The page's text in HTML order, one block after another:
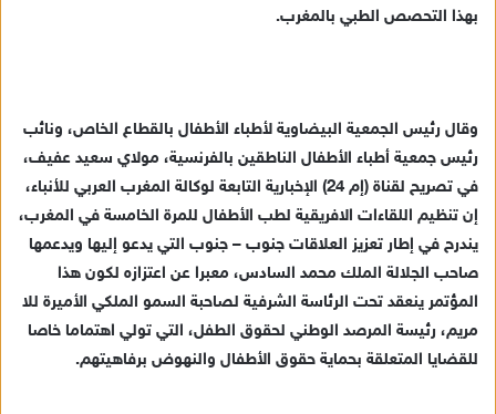
بهذا التحصص الطبي بالمغرب.
وقال رئيس الجمعية البيضاوية لأطباء الأطفال بالقطاع الخاص، ونائب
رئيس جمعية أطباء الأطفال الناطقين بالفرنسية، مولاي سعيد عفيف،
في تصريح لقناة (إم 24) الإخبارية التابعة لوكالة المغرب العربي للأنباء،
إن تنظيم اللقاءات الافريقية لطب الأطفال للمرة الخامسة في المغرب،
يندرح في إطار تعزيز العلاقات جنوب – جنوب التي يدعو إليها ويدعمها
صاحب الجلالة الملك محمد السادس، معبرا عن اعتزازه لكون هذا
المؤتمر ينعقد تحت الرئاسة الشرفية لصاحبة السمو الملكي الأميرة للا
مريم، رئيسة المرصد الوطني لحقوق الطفل، التي تولي اهتماما خاصا
للقضايا المتعلقة بحماية حقوق الأطفال والنهوض برفاهيتهم.